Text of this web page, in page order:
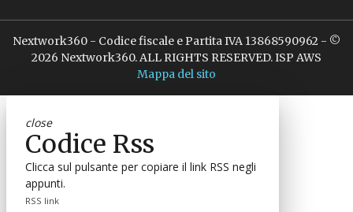
Nextwork360 - Codice fiscale e Partita IVA 13868590962 - ©
2026 Nextwork360. ALL RIGHTS RESERVED. ISP AWS
Mappa del sito
close
Codice Rss
Clicca sul pulsante per copiare il link RSS negli
appunti.
RSS link